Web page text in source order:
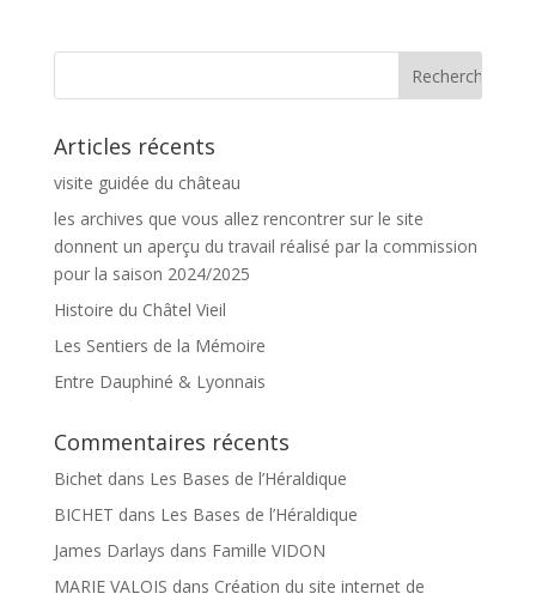
Articles récents
visite guidée du château
les archives que vous allez rencontrer sur le site
donnent un aperçu du travail réalisé par la commission
pour la saison 2024/2025
Histoire du Châtel Vieil
Les Sentiers de la Mémoire
Entre Dauphiné & Lyonnais
Commentaires récents
Bichetdans Les Bases de l’Héraldique
BICHET dans Les Bases de l’Héraldique
James Darlays dans Famille VIDON
MARIE VALOIS dans Création du site internet de